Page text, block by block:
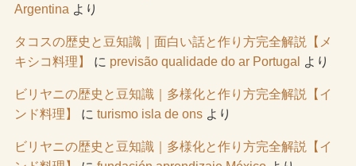
Argentina より
タコスの歴史と豆知識｜面白い話と作り方完全解説【メ
キシコ料理】
に previsão qualidade do ar Portugal より
ビリヤニの歴史と豆知識｜多様化と作り方完全解説【イ
ンド料理】
に turismo isla de onsより
ビリヤニの歴史と豆知識｜多様化と作り方完全解説【イ